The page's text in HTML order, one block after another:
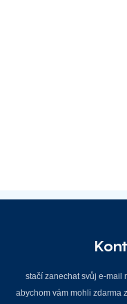
stačí zanechat svůj e-mail
abychom vám mohli zdarma